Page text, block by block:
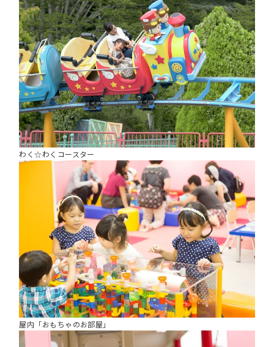
わく☆わくコースター
屋内「おもちゃのお部屋」